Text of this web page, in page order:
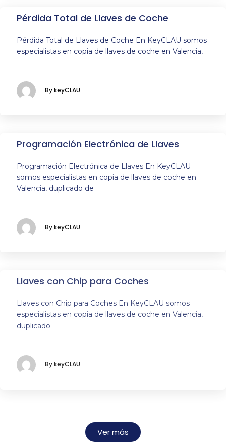
Pérdida Total de Llaves de Coche
Pérdida Total de Llaves de Coche En KeyCLAU somos
especialistas en copia de llaves de coche en Valencia,
By keyCLAU
Programación Electrónica de Llaves
Programación Electrónica de Llaves En KeyCLAU
somos especialistas en copia de llaves de coche en
Valencia, duplicado de
By keyCLAU
Llaves con Chip para Coches
Llaves con Chip para Coches En KeyCLAU somos
especialistas en copia de llaves de coche en Valencia,
duplicado
By keyCLAU
Ver más